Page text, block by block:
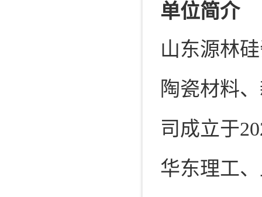
单位简介
山东源林
陶瓷材料
司成立于
华东理工